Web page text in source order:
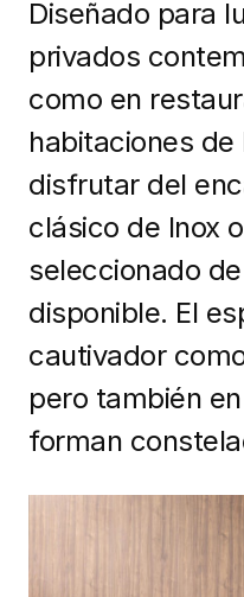
Diseñado para
privados
como en
habitaciones de
disfrutar del
clásico de Inox
seleccionado
disponible. El
cautivador
pero también
forman